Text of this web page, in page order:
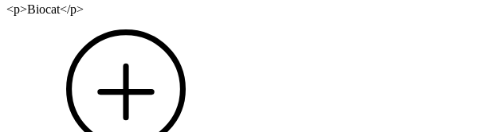
<p>Biocat</p>